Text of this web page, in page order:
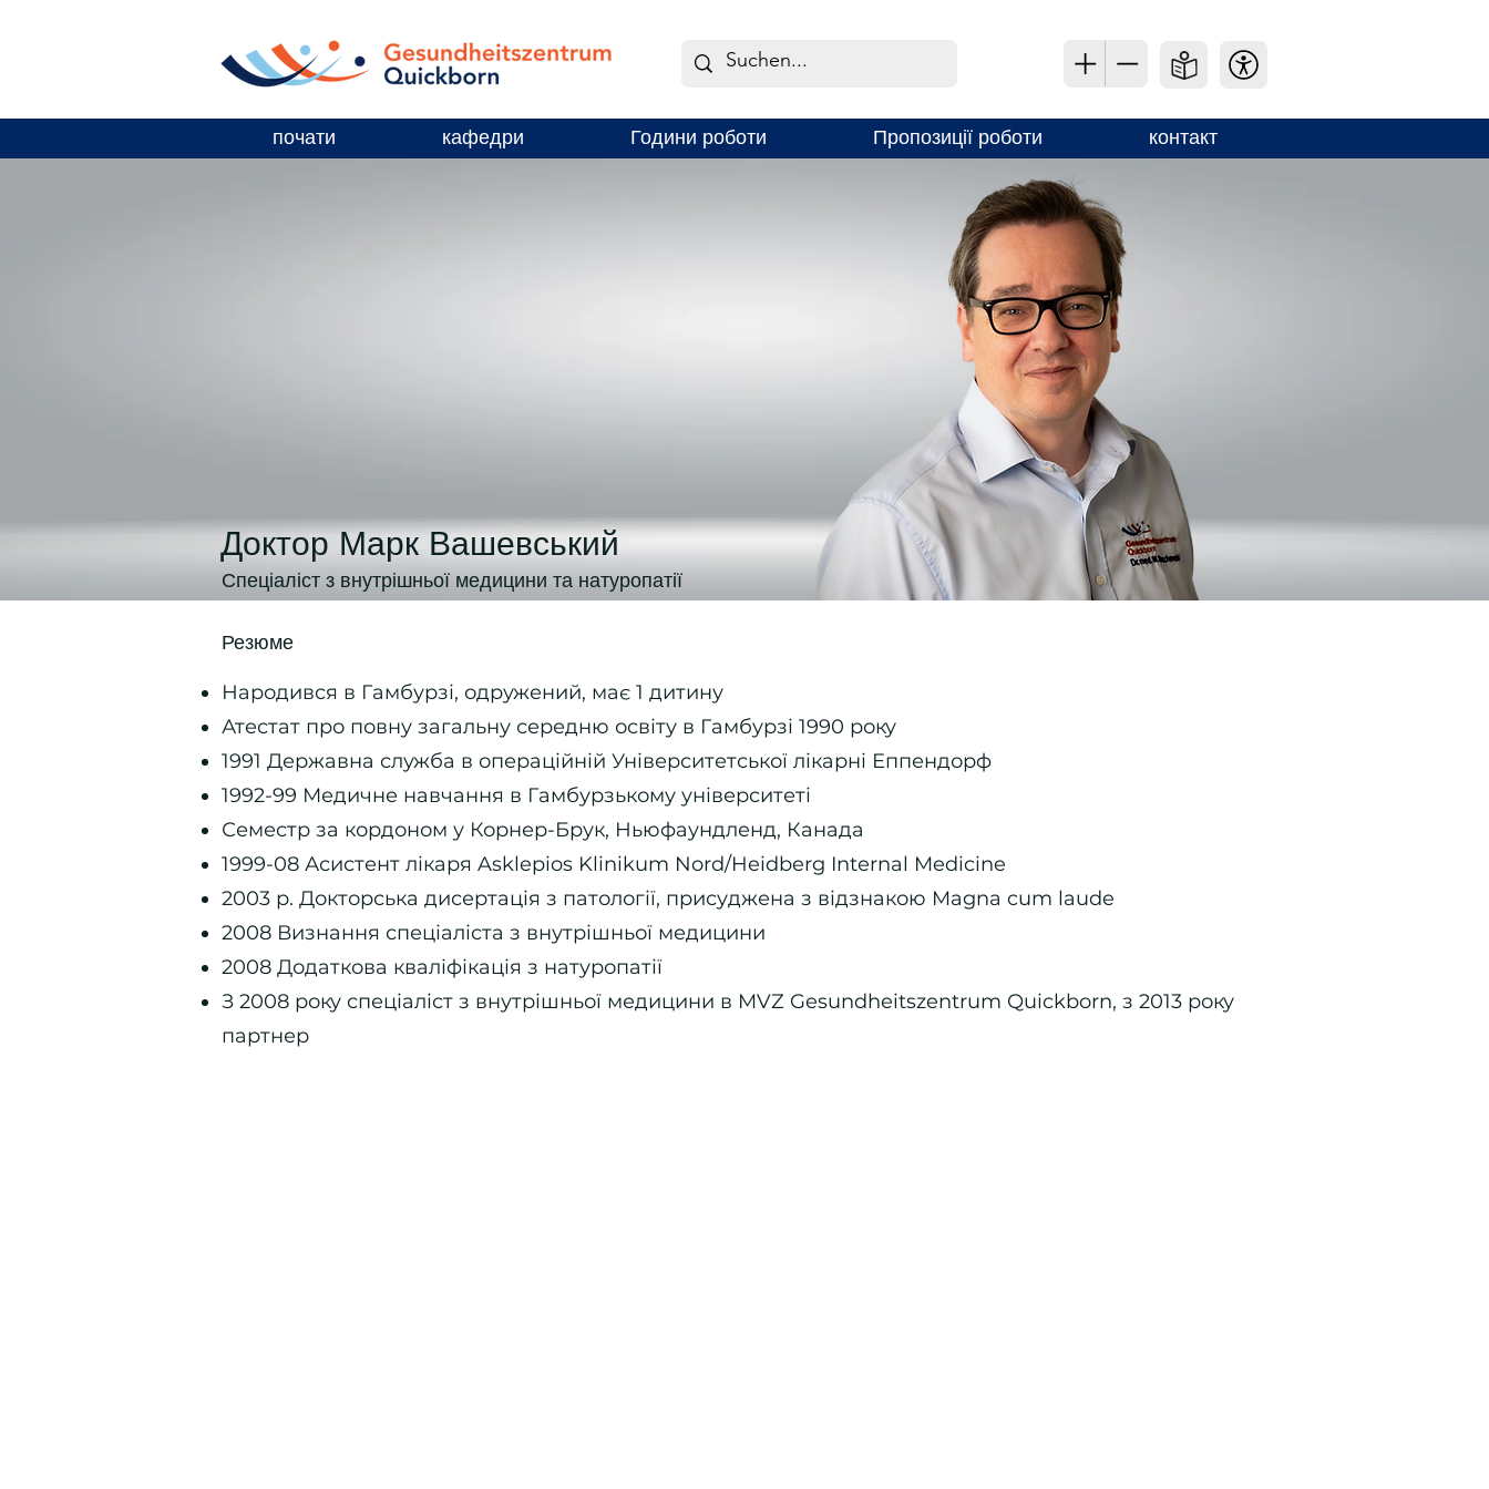
почати кафедри Години роботи Пропозиції роботи контакт
Спеціаліст з внутрішньої медицини та натуропатії
Доктор Марк Вашевський
Резюме
Народився в Гамбурзі, одружений, має 1 дитину
Атестат про повну загальну середню освіту в Гамбурзі 1990 року
1991 Державна служба в операційній Університетської лікарні Еппендорф
1992-99 Медичне навчання в Гамбурзькому університеті
Семестр за кордоном у Корнер-Брук, Ньюфаундленд, Канада
1999-08 Асистент лікаря Asklepios Klinikum Nord/Heidberg Internal Medicine
2003 р. Докторська дисертація з патології, присуджена з відзнакою Magna cum laude
2008 Визнання спеціаліста з внутрішньої медицини
2008 Додаткова кваліфікація з натуропатії
З 2008 року спеціаліст з внутрішньої медицини в MVZ Gesundheitszentrum Quickborn, з 2013 року
партнер